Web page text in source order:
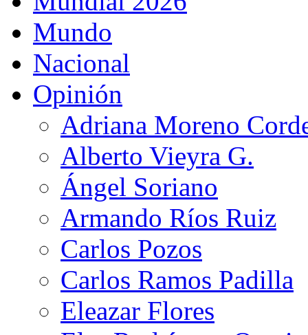
Mundo
Nacional
Opinión
Adriana Moreno
Alberto Vieyra G.
Ángel Soriano
Armando Ríos Ruiz
Carlos Pozos
Carlos Ramos Padilla
Eleazar Flores